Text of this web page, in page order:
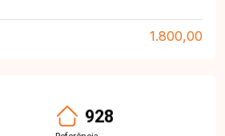
1.800,00
928